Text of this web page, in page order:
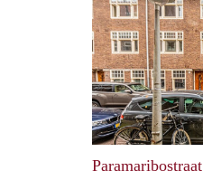
Paramaribostraat